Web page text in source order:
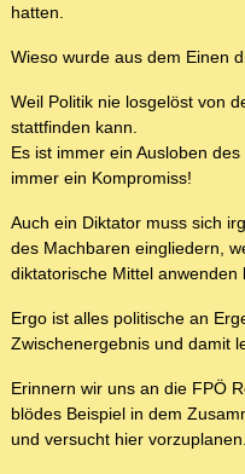
hatten.
Wieso wurde aus dem Einen
Weil Politik nie losgelöst von
stattfinden kann.
Es ist immer ein Ausloben
immer ein Kompromiss!
Auch ein Diktator muss sich
des Machbaren eingliedern,
diktatorische Mittel anwenden
Ergo ist alles politische an
Zwischenergebnis und damit
Erinnern wir uns an die FPÖ
blödes Beispiel in dem
und versucht hier vorzuplanen.